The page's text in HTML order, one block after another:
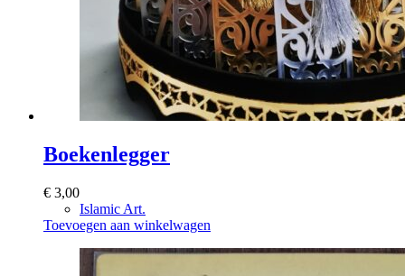
Boekenlegger
€ 3,00
Islamic Art.
Toevoegen aan winkelwagen